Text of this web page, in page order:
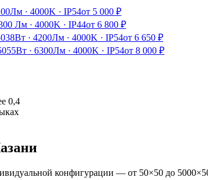
· 4000K · IP54от 5 000 ₽
Лм · 4000K · IP44от 6 800 ₽
38Вт · 4200Лм · 4000K · IP54от 6 650 ₽
55Вт · 6300Лм · 4000K · IP54от 8 000 ₽
0,4
конфигурации — от 50×50 до